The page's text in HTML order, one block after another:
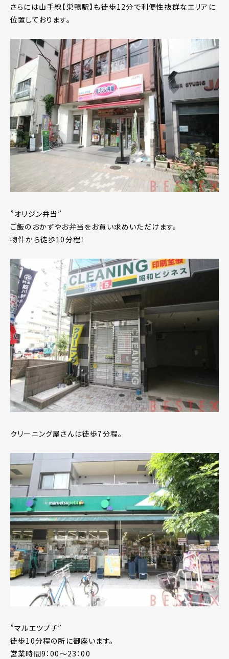
さらには山手線【巣鴨駅】も徒歩12分で利便性抜群なエリアに
位置しております。
”オリジン弁当”
ご飯のおかずやお弁当をお買い求めいただけます。
物件から徒歩10分程！
クリーニング屋さんは徒歩7分程。
”マルエツプチ”
徒歩10分程の所に御座います。
営業時間9：00～23：00